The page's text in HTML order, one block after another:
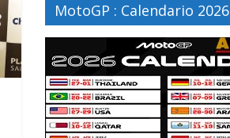
MotoGP : Calendario 2026